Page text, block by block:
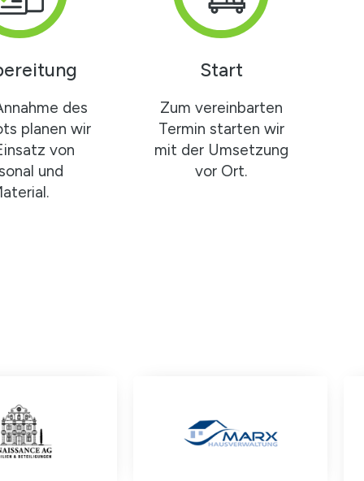
des
planen wir
von
und
Start
Zum vereinbarten
Termin starten wir
mit der Umsetzung
vor Ort.